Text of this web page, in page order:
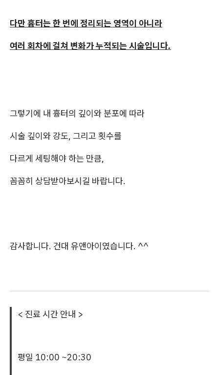
다만 흉터는 한 번에 정리되는 영역이 아니라
여러 회차에 걸쳐 변화가 누적되는 시술입니다.
그렇기에 내 흉터의 깊이와 분포에 따라
시술 깊이와 강도, 그리고 횟수를
다르게 세팅해야 하는 만큼,
꼼꼼히 상담받아보시길 바랍니다.
감사합니다. 건대 유앤아이였습니다. ^^
< 진료 시간 안내 >
평일 10:00 ~20:30